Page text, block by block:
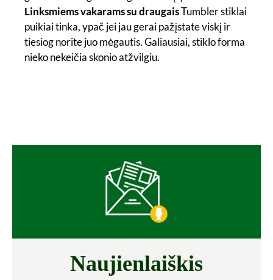
Linksmiems vakarams su draugaisTumbler stiklai
puikiai tinka, ypač jei jau gerai pažįstate viskį ir
tiesiog norite juo mėgautis. Galiausiai, stiklo forma
nieko nekeičia skonio atžvilgiu.
Naujienlaiškis